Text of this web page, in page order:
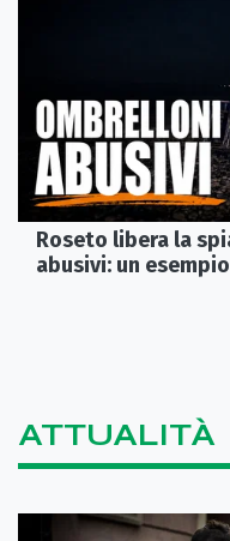
Roseto libera la
abusivi: un
ATTUALITÀ